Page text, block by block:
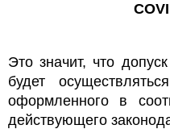
Это значит, что
будет
оформленного в
действующего